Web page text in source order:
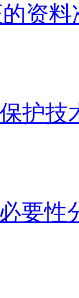
资
护技
要性